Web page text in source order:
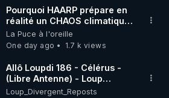
Pourquoi HAARP prépare en
réalité un CHAOS climatique,
on répond
La Puce à l'oreille
One day ago
1.7 k views
Allô Loupdi 186 - Célérus -
(Libre Antenne) - Loup
Divergent 2026.08.06
Loup_Divergent_Reposts